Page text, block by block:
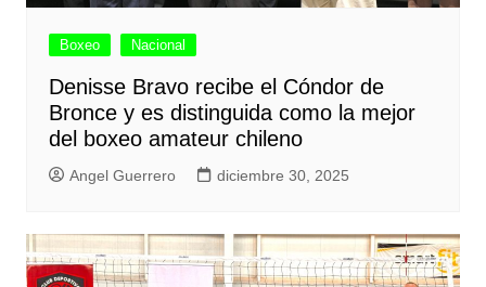
Boxeo Nacional
Denisse Bravo recibe el Cóndor de
Bronce y es distinguida como la mejor
del boxeo amateur chileno
Angel Guerrero diciembre 30, 2025